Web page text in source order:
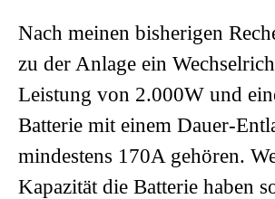
Nach meinen bisherigen
zu der Anlage ein
Leistung von 2.000W und
Batterie mit einem Dauer-
mindestens 170A gehören.
Kapazität die Batterie haben